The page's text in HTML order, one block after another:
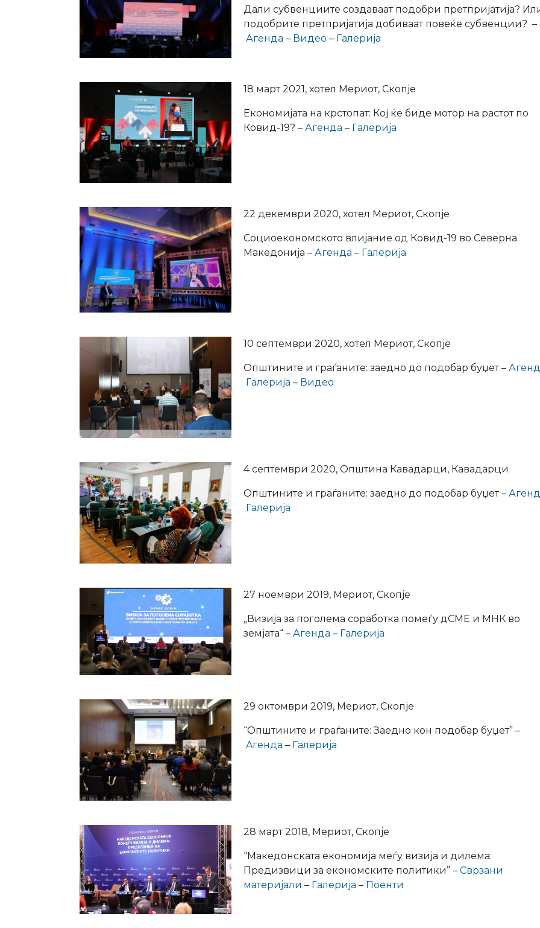
Дали субвенциите создаваат подобри претпријатија?
подобрите претпријатија добиваат повеќе субвенции? –
Агенда – Видео – Галерија
18 март 2021, хотел Мериот, Скопје
Економијата на крстопат: Кој ќе биде мотор на растот по
Ковид-19? – Агенда – Галерија
22 декември 2020, хотел Мериот, Скопје
Социоекономското влијание од Ковид-19 во Северна
Македонија – Агенда – Галерија
10 септември 2020, хотел Мериот, Скопје
Општините и граѓаните: заедно до подобар буџет –
Галерија – Видео
4 септември 2020, Општина Кавадарци, Кавадарци
Општините и граѓаните: заедно до подобар буџет –
Галерија
27 ноември 2019, Мериот, Скопје
„Визија за поголема соработка помеѓу дСМЕ и МНК во
земјата“ – Агенда – Галерија
29 октомври 2019, Мериот, Скопје
“Општините и граѓаните: Заедно кон подобар буџет” –
Aгенда – Галерија
28 март 2018, Мериот, Скопје
“Македонската економија меѓу визија и дилема:
Предизвици за економските политики” – Сврзани
материјали – Галерија – Поенти